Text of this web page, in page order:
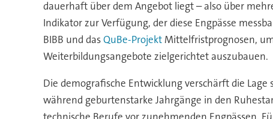
dauerhaft über dem Angebot liegt – also über
Indikator zur Verfügung, der diese Engpässe
BIBB und dasQuBe-ProjektMittelfristprognosen,
Weiterbildungsangebote zielgerichtet auszubauen.
Die demografische Entwicklung verschärft die
während geburtenstarke Jahrgänge in den